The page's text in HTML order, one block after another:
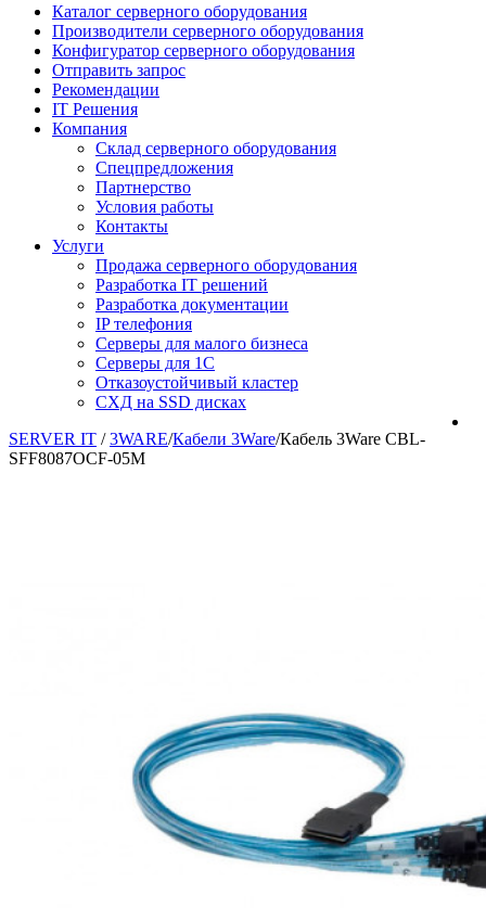
Каталог серверного оборудования
Производители серверного оборудования
Конфигуратор серверного оборудования
Отправить запрос
Рекомендации
IT Решения
Компания
Склад серверного оборудования
Спецпредложения
Партнерство
Условия работы
Контакты
Услуги
Продажа серверного оборудования
Разработка IT решений
Разработка документации
IP телефония
Серверы для малого бизнеса
Серверы для 1С
Отказоустойчивый кластер
СХД на SSD дисках
SERVER IT / 3WARE/Кабели 3Ware/Кабель 3Ware CBL-
SFF8087OCF-05M